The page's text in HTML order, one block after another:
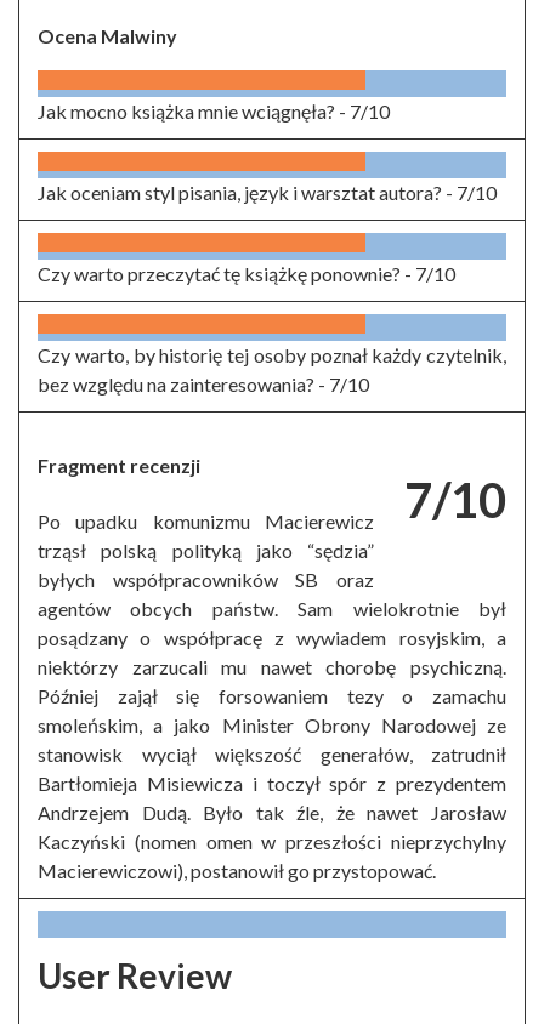
Ocena Malwiny
Jak mocno książka mnie wciągnęła? - 7/10
Jak oceniam styl pisania, język i warsztat autora? - 7/10
Czy warto przeczytać tę książkę ponownie? - 7/10
Czy warto, by historię tej osoby poznał każdy czytelnik,
bez względu na zainteresowania? - 7/10
7/10
Fragment recenzji
Po upadku komunizmu Macierewicz
trząsł polską polityką jako “sędzia”
byłych współpracowników SB oraz
agentów obcych państw. Sam wielokrotnie był
posądzany o współpracę z wywiadem rosyjskim, a
niektórzy zarzucali mu nawet chorobę psychiczną.
Później zajął się forsowaniem tezy o zamachu
smoleńskim, a jako Minister Obrony Narodowej ze
stanowisk wyciął większość generałów, zatrudnił
Bartłomieja Misiewicza i toczył spór z prezydentem
Andrzejem Dudą. Było tak źle, że nawet Jarosław
Kaczyński (nomen omen w przeszłości nieprzychylny
Macierewiczowi), postanowił go przystopować.
User Review